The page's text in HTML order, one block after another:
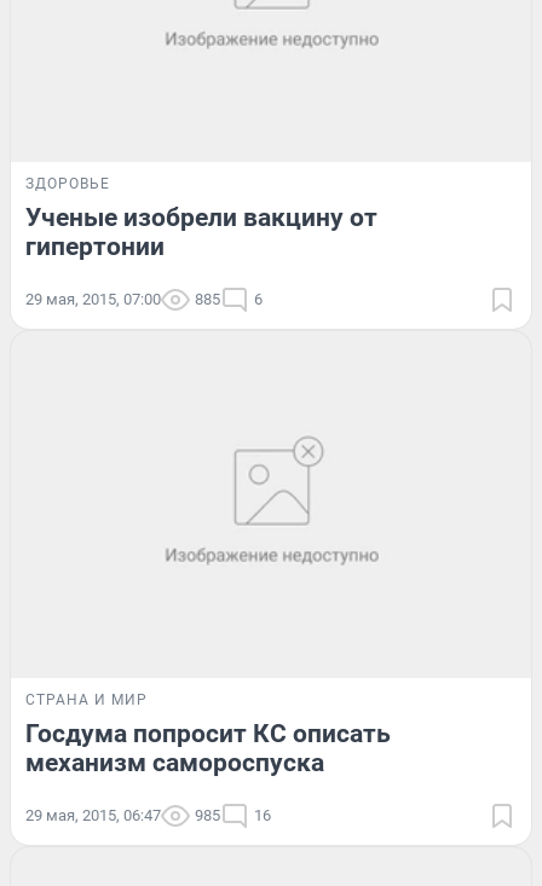
ЗДОРОВЬЕ
Ученые изобрели вакцину от
гипертонии
29 мая, 2015, 07:00 885 6
СТРАНА И МИР
Госдума попросит КС описать
механизм самороспуска
29 мая, 2015, 06:47 985 16